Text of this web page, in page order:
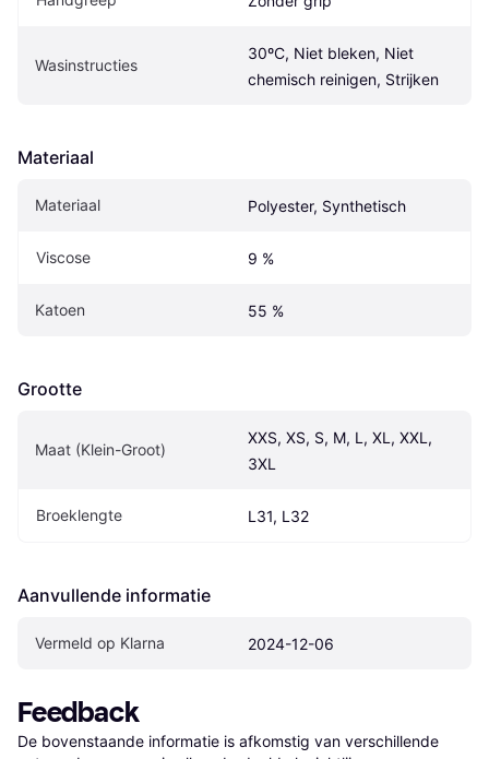
Wasinstructies
30ºC, Niet bleken, Niet
chemisch reinigen, Strijken
Materiaal
Materiaal Polyester, Synthetisch
Viscose 9 %
Katoen 55 %
Grootte
Maat (Klein-Groot)
XXS, XS, S, M, L, XL, XXL,
3XL
Broeklengte L31, L32
Aanvullende informatie
Vermeld op Klarna 2024-12-06
Feedback
De bovenstaande informatie is afkomstig van verschillende